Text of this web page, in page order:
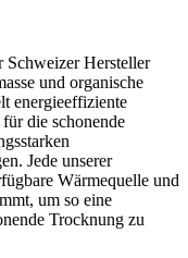
Hersteller
und organische
energieeffiziente
die schonende
Jede unserer
Wärmequelle und
um so eine
Trocknung zu